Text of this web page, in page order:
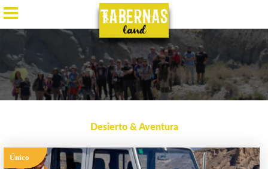
Desierto & Aventura
Único